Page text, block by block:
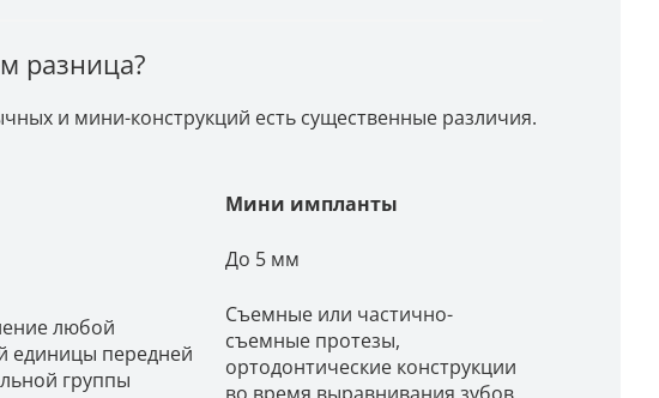
разница?
и мини-конструкций есть существенные различия.
Мини импланты
До 5 мм
любой
единицы передней
группы
Съемные или частично-
съемные протезы,
ортодонтические конструкции
во время выравнивания зубов